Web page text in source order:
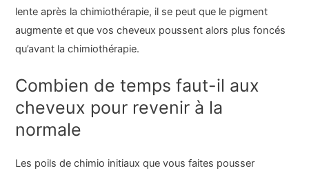
lente après la chimiothérapie, il se peut que le pigment
augmente et que vos cheveux poussent alors plus foncés
qu’avant la chimiothérapie.
Combien de temps faut-il aux
cheveux pour revenir à la
normale
Les poils de chimio initiaux que vous faites pousser